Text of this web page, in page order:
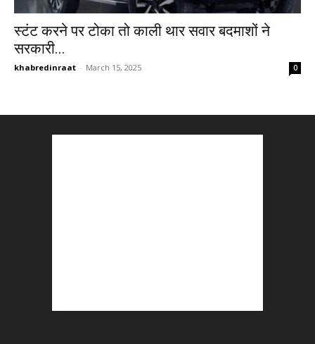
स्टंट करने पर टोका तो काली थार सवार बदमाशों ने
सरकारी...
khabredinraat - March 15, 2025 0